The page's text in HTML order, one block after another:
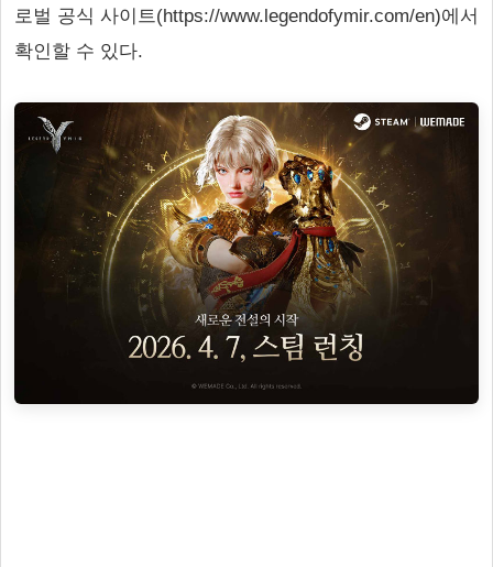
로벌 공식 사이트(https://www.legendofymir.com/en)에서
확인할 수 있다.